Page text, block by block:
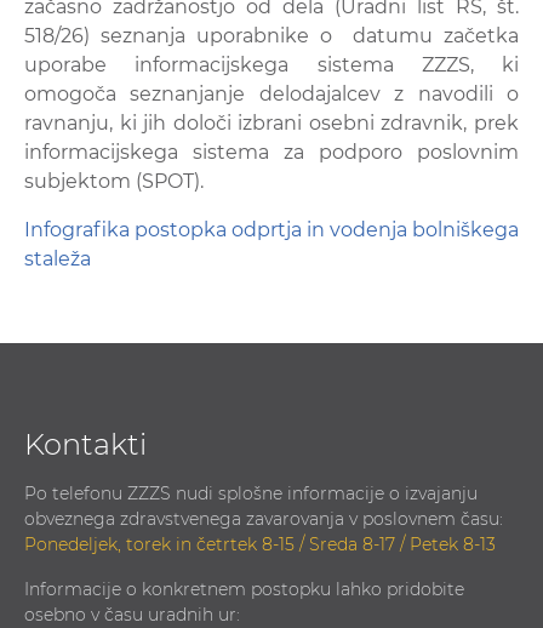
začasno zadržanostjo od dela (Uradni list RS, št.
518/26) seznanja uporabnike o datumu začetka
uporabe informacijskega sistema ZZZS, ki
omogoča seznanjanje delodajalcev z navodili o
ravnanju, ki jih določi izbrani osebni zdravnik, prek
informacijskega sistema za podporo poslovnim
subjektom (SPOT).
Infografika postopka odprtja in vodenja bolniškega
staleža
Kontakti
Po telefonu ZZZS nudi splošne informacije o izvajanju
obveznega zdravstvenega zavarovanja v poslovnem času:
Ponedeljek, torek in četrtek 8-15 / Sreda 8-17 / Petek 8-13
Informacije o konkretnem postopku lahko pridobite
osebno v času uradnih ur: